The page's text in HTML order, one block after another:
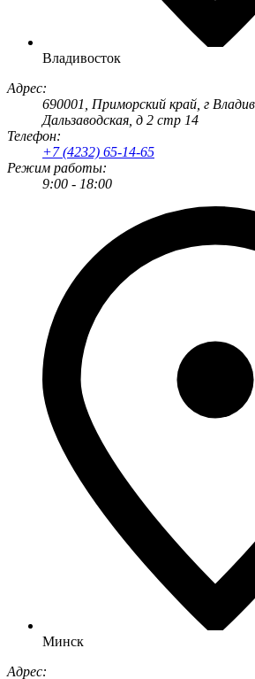
Владивосток
Адрес:
690001
, Приморский край, г
Дальзаводская, д 2 стр 14
Телефон:
+7 (4232) 65-14-65
Режим работы:
9:00 - 18:00
Минск
Адрес: